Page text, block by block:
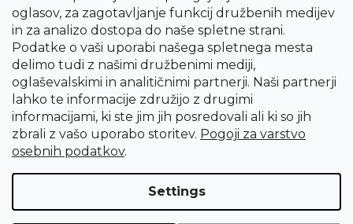
oglasov, za zagotavljanje funkcij družbenih medijev
in za analizo dostopa do naše spletne strani.
Podatke o vaši uporabi našega spletnega mesta
delimo tudi z našimi družbenimi mediji,
oglaševalskimi in analitičnimi partnerji. Naši partnerji
lahko te informacije združijo z drugimi
informacijami, ki ste jim jih posredovali ali ki so jih
zbrali z vašo uporabo storitev. Pogoji za varstvo
osebnih podatkov.
Settings
Created by Shoptet Premium
settings